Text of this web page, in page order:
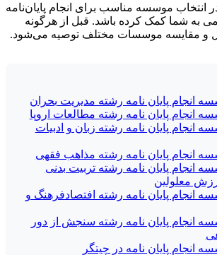
در انتخاب موسسه مناسب برای انجام پایان‌نامه
به شما کمک کرده باشد. قبل از هرگونه
و مقایسه موسسات مختلف توصیه می‌شود.
انجام پایان نامه رشته زبان و ادبیات
انجام پایان نامه رشته تربیت بدنی
معلولین
انجام پایان نامه رشته افتصادفرهنگ و
انجام پایان نامه رشته سنجش از دور